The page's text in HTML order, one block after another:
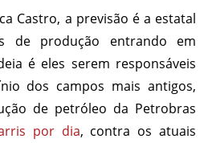
Castro, a previsão é a estatal
de produção entrando em
é eles serem responsáveis
dos campos mais antigos,
de petróleo da Petrobras
por dia, contra os atuais